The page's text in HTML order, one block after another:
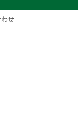
わせ